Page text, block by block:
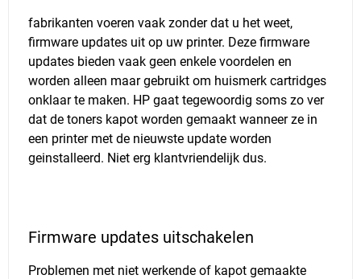
fabrikanten voeren vaak zonder dat u het weet,
firmware updates uit op uw printer. Deze firmware
updates bieden vaak geen enkele voordelen en
worden alleen maar gebruikt om huismerk cartridges
onklaar te maken. HP gaat tegewoordig soms zo ver
dat de toners kapot worden gemaakt wanneer ze in
een printer met de nieuwste update worden
geinstalleerd. Niet erg klantvriendelijk dus.
Firmware updates uitschakelen
Problemen met niet werkende of kapot gemaakte